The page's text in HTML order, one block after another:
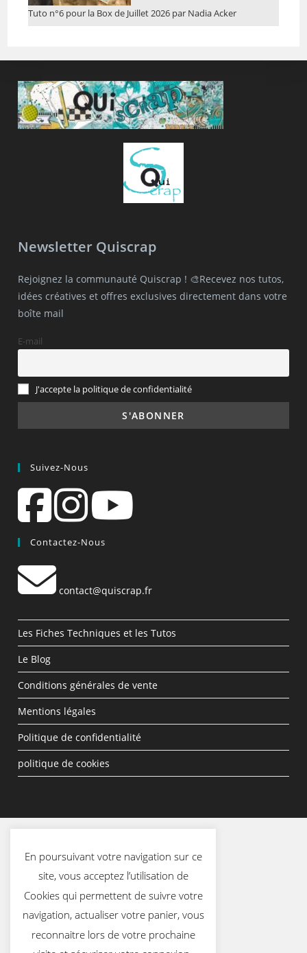
Tuto n°6 pour la Box de Juillet 2026 par Nadia Acker
Newsletter Quiscrap
Rejoignez la communauté Quiscrap ! 🎨Recevez nos tutos,
idées créatives et offres exclusives directement dans votre
boîte mail
E-mail
J'accepte la politique de confidentialité
Suivez-Nous
Contactez-Nous
contact@quiscrap.fr
Les Fiches Techniques et les Tutos
Le Blog
Conditions générales de vente
Mentions légales
Politique de confidentialité
politique de cookies
En poursuivant votre navigation sur ce
site, vous acceptez l’utilisation de
Cookies qui permettent de suivre votre
navigation, actualiser votre panier, vous
reconnaitre lors de votre prochaine